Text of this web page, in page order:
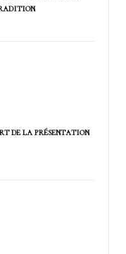
de la présentation